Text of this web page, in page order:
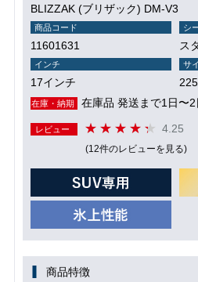
BLIZZAK (ブリザック) DM-V3
商品コード
11601631
シ
ス
インチ
17インチ
サ
在庫・納期 在庫品 発送まで1日〜2
レビュー 4.25
(12件のレビューを見る)
商品特徴